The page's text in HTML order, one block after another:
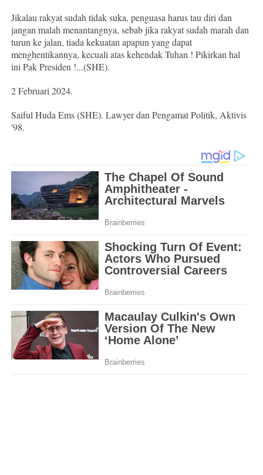
Jikalau rakyat sudah tidak suka, penguasa harus tau diri dan
jangan malah menantangnya, sebab jika rakyat sudah marah dan
turun ke jalan, tiada kekuatan apapun yang dapat
menghentikannya, kecuali atas kehendak Tuhan ! Pikirkan hal
ini Pak Presiden !...(SHE).
2 Februari 2024.
Saiful Huda Ems (SHE). Lawyer dan Pengamat Politik, Aktivis
'98.